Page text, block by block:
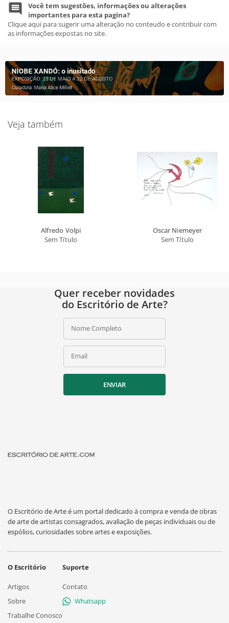
Você tem sugestões, informações ou alterações
importantes para esta pagina?
Clique aqui para sugerir uma alteração no conteudo e contribuir com
as informações expostas no site.
Veja também
Alfredo Volpi
Sem Título
Oscar Niemeyer
Sem Título
Quer receber novidades
do Escritório de Arte?
Nome Completo
Email
ENVIAR
O Escritório de Arte é um portal dedicado à compra e venda de obras
de arte de artistas consagrados, avaliação de peças individuais ou de
espólios, curiosidades sobre artes e exposições.
O Escritório
Artigos
Sobre
Trabalhe Conosco
Suporte
Contato
Whatsapp